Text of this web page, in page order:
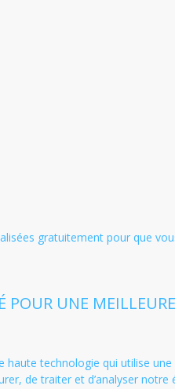
gratuitement pour que
UNE
technologie qui utilise
de traiter et d’analyser